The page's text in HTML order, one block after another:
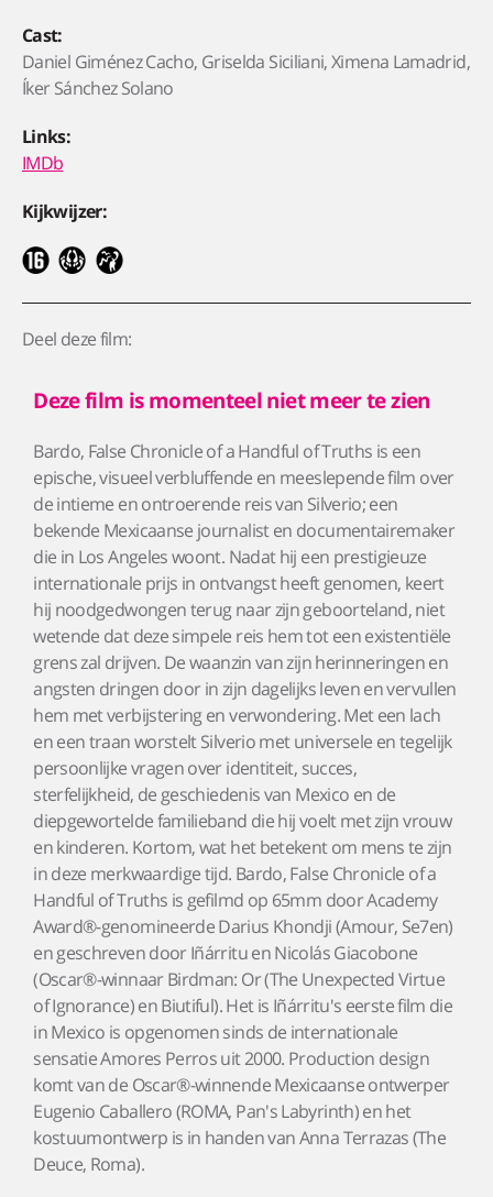
Cast:
Daniel Giménez Cacho, Griselda Siciliani, Ximena Lamadrid,
Íker Sánchez Solano
Links:
IMDb
Kijkwijzer:
Deel deze film:
Deze film is momenteel niet meer te zien
Bardo, False Chronicle of a Handful of Truths is een
epische, visueel verbluffende en meeslepende film over
de intieme en ontroerende reis van Silverio; een
bekende Mexicaanse journalist en documentairemaker
die in Los Angeles woont. Nadat hij een prestigieuze
internationale prijs in ontvangst heeft genomen, keert
hij noodgedwongen terug naar zijn geboorteland, niet
wetende dat deze simpele reis hem tot een existentiële
grens zal drijven. De waanzin van zijn herinneringen en
angsten dringen door in zijn dagelijks leven en vervullen
hem met verbijstering en verwondering. Met een lach
en een traan worstelt Silverio met universele en tegelijk
persoonlijke vragen over identiteit, succes,
sterfelijkheid, de geschiedenis van Mexico en de
diepgewortelde familieband die hij voelt met zijn vrouw
en kinderen. Kortom, wat het betekent om mens te zijn
in deze merkwaardige tijd. Bardo, False Chronicle of a
Handful of Truths is gefilmd op 65mm door Academy
Award®-genomineerde Darius Khondji (Amour, Se7en)
en geschreven door Iñárritu en Nicolás Giacobone
(Oscar®-winnaar Birdman: Or (The Unexpected Virtue
of Ignorance) en Biutiful). Het is Iñárritu's eerste film die
in Mexico is opgenomen sinds de internationale
sensatie Amores Perros uit 2000. Production design
komt van de Oscar®-winnende Mexicaanse ontwerper
Eugenio Caballero (ROMA, Pan's Labyrinth) en het
kostuumontwerp is in handen van Anna Terrazas (The
Deuce, Roma).